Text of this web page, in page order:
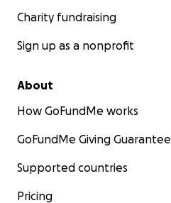
Charity fundraising
Sign up as a nonprofit
About
How GoFundMe works
GoFundMe Giving Guarantee
Supported countries
Pricing